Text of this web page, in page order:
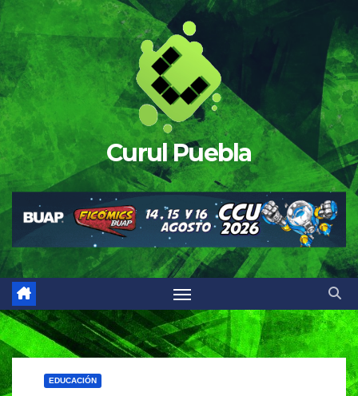
Saltar
al
contenido
Curul Puebla
EDUCACIÓN